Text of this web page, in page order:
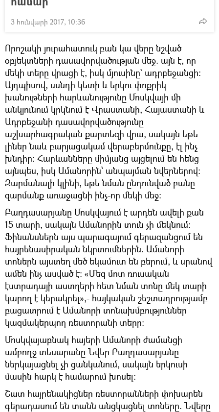
3 հունվարի 2017, 10:36
Որոշակի յուրահատուկ բան կա վերը նշված
օբյեկտների դասավորվածության մեջ. այն է, որ
մեկի տերը վրացի է, իսկ մյուսինը` ադրբեջանցի:
Այդպիսով, սսնդի կետի և երկու փոքրիկ
խանութների հարևանությունը Մոսկվայի մի
անկյունում կրկնում է Վրաստանի, Հայաստանի և
Ադրբեջանի դասավորվածությունը
աշխարհագրական քարտեզի վրա, սակայն եթե
լիներ նաև բարյացակամ վերաբերմունքը, էլ ինչ
խնդիր: Հարևանները միմյանց այցելում են հենց
այնպես, իսկ Ամանորին՝ անպայման նվերներով:
Զարմանալի կլինի, եթե նման ընդունված բանը
զարմանք առաջացնի ինչ-որ մեկի մեջ:
Բաղդասարյանը Մոսկվայում է արդեն ավելի քան
15 տարի, սակայն Ամանորին տուն չի մեկնում:
Ֆինանսներն այս պարագայում գերազանցում են
հայրենասիրական նկրտումներին. Ամանորի
տոներն այստեղ մեծ եկամուտ են բերում, և սրանով
ամեն ինչ ասված է: «Մեզ մոտ ռուսական
էստրադայի աստղերի հետ նման տոնը մեկ տարի
կարող է կերակրել»,- հայկական շեշտադրությամբ
բացատրում է Ամանորի տոնախմբություններ
կազմակերպող ռեստորանի տերը:
Մոսկվայաբնակ հայերի Ամանորի ժամանցի
ամբողջ տեսարանը Նվեր Բաղդասարյանը
ներկայացնել չի ցանկանում, սակայն երկուսի
մասին հարկ է համարում խոսել:
Շատ հայրենակիցներ ռեստորանների փոխարեն
գերադասում են տանն անցկացնել տոները. Նվերը